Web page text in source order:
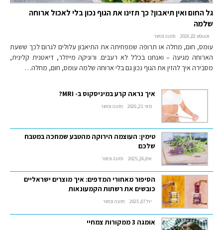
גל החום ואין תיאבון? כך תזינו את הגוף נכון בלי לאכול ארוחה
שלמה
אוגוסט 02, 2026 תזונה וכושר
עומס, חום, מחלה או תרופה שמפחיתה את התיאבון עלולים לגרום לכך ששעת
הארוחה מגיעה – ואנחנו בכלל לא רעבים. ורוניקה מייזלר, דיאטנית קלינית,
מסבירה איך להזין את הגוף נכון גם בלי ארוחה שלמה עומס, חום, מחלה…
איך נראה קרע במיניסקוס ב- MRI?
מאי 21, 2026 תזונה וכושר
טימין: העוצמה הירוקה מהטבע שמחכה במטבח
שלכם
אוק 26, 2025 תזונה וכושר
הסיפור מאחורי המדפים: איך מוצרים ישראליים
כובשים את רשתות הקמעונאות
יול 07, 2025 תזונה וכושר
אומגה 3 ממקורות צמחיי